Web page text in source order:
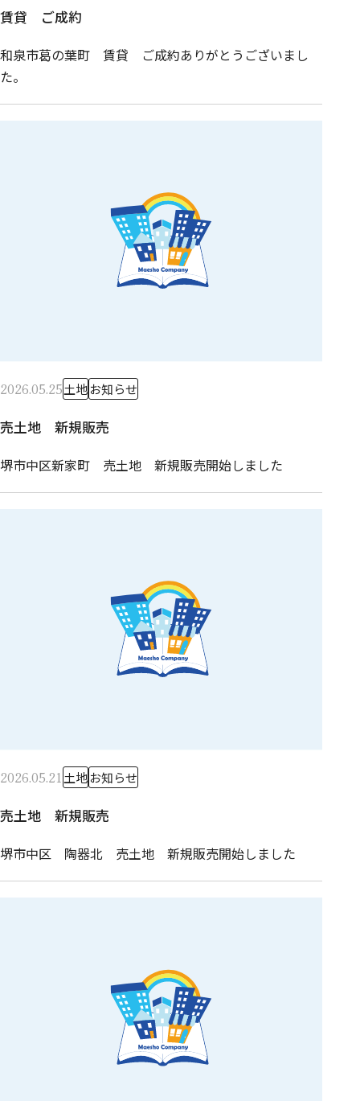
賃貸 ご成約
和泉市葛の葉町 賃貸 ご成約ありがとうございまし
た。
2026.05.25土地お知らせ
売土地 新規販売
堺市中区新家町 売土地 新規販売開始しました
2026.05.21土地お知らせ
売土地 新規販売
堺市中区 陶器北 売土地 新規販売開始しました